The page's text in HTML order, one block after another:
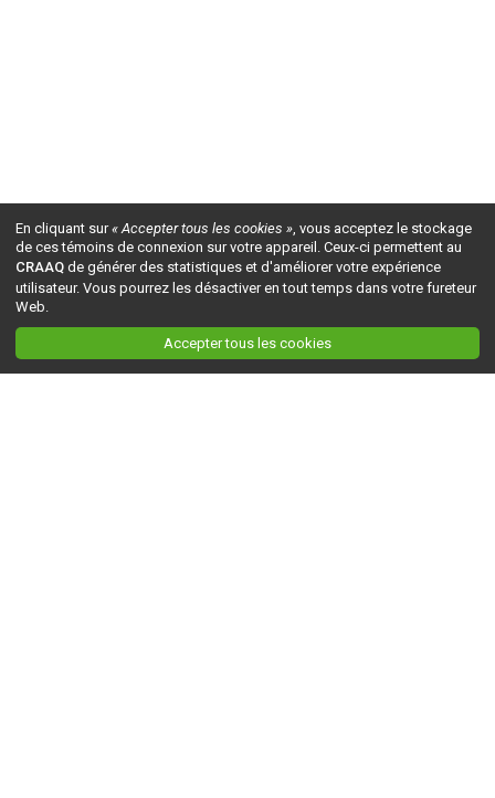
En cliquant sur« Accepter tous les cookies », vous acceptez le stockage
de ces témoins de connexion sur votre appareil. Ceux-ci permettent au
CRAAQ de générer des statistiques et d'améliorer votre expérience
utilisateur. Vous pourrez les désactiver en tout temps dans votre fureteur
Web.
Accepter tous les cookies